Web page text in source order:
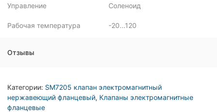
Управление Соленоид
Рабочая температура -20...120
Отзывы
Категории: SM7205 клапан электромагнитный
нержавеющий фланцевый, Клапаны электромагнитные
фланцевые